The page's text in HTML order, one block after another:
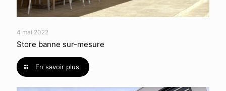
4 mai 2022
Store banne sur-mesure
En savoir plus